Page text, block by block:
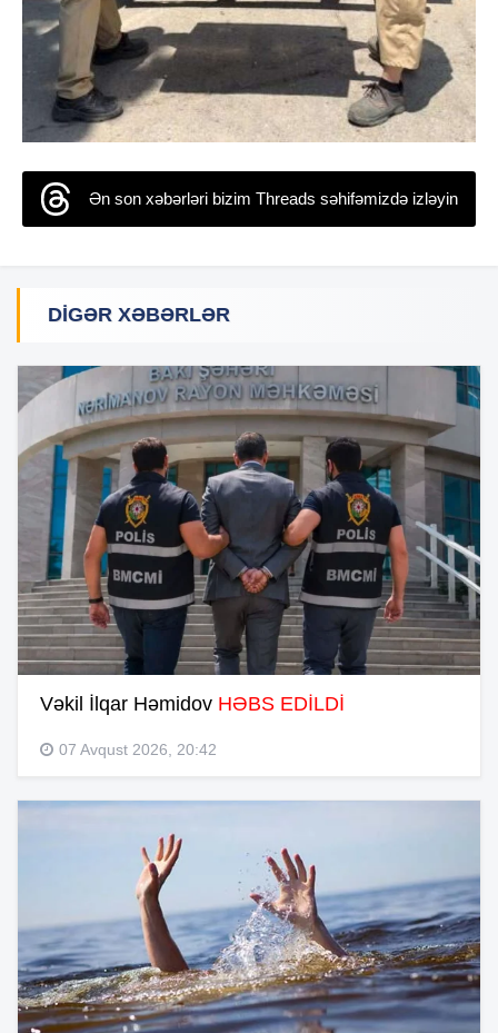
Ən son xəbərləri bizim Threads səhifəmizdə izləyin
DIGƏR XƏBƏRLƏR
Vəkil İlqar Həmidov HƏBS EDİLDİ
07 Avqust 2026, 20:42